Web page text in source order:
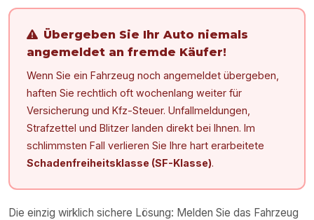
Übergeben Sie Ihr Auto niemals
angemeldet an fremde Käufer!
Wenn Sie ein Fahrzeug noch angemeldet übergeben,
haften Sie rechtlich oft wochenlang weiter für
Versicherung und Kfz-Steuer. Unfallmeldungen,
Strafzettel und Blitzer landen direkt bei Ihnen. Im
schlimmsten Fall verlieren Sie Ihre hart erarbeitete
Schadenfreiheitsklasse (SF-Klasse).
Die einzig wirklich sichere Lösung: Melden Sie das Fahrzeug